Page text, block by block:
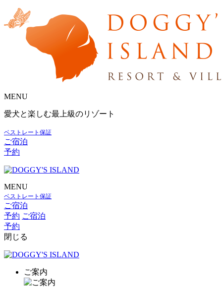
MENU
愛犬と楽しむ最上級のリゾート
ベストレート保証
ご宿泊
予約
MENU
ベストレート保証
ご宿泊
予約 ご宿泊
予約
閉じる
ご案内